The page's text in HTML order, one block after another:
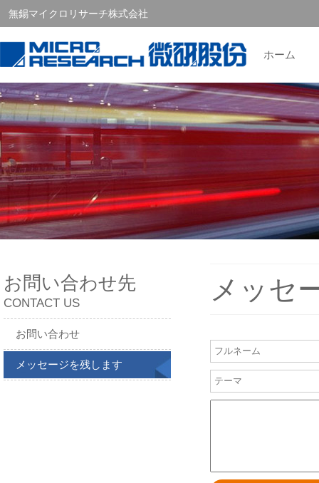
無錫マイクロリサーチ株式会社
ホーム
お問い合わせ先
CONTACT US
お問い合わせ
メッセージを残します
メッセ